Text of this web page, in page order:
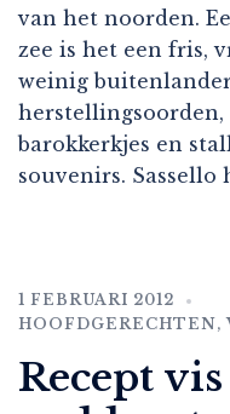
van het noorden.
zee is het een fris,
weinig
herstellingsoorden,
barokkerkjes en
souvenirs. Sassello
1 FEBRUARI 2012
HOOFDGERECHTEN,
Recept